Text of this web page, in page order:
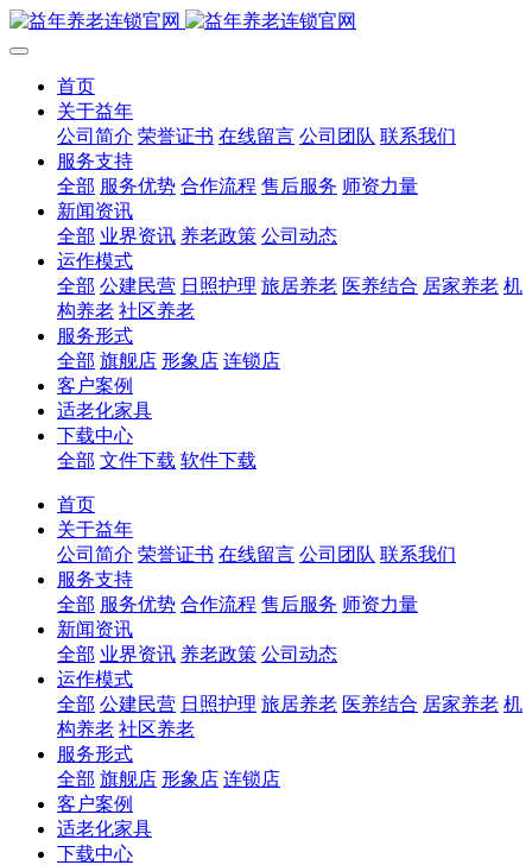
首页
关于益年
公司简介 荣誉证书 在线留言 公司团队 联系我们
服务支持
全部 服务优势 合作流程 售后服务 师资力量
新闻资讯
全部 业界资讯 养老政策 公司动态
运作模式
全部 公建民营 日照护理 旅居养老 医养结合 居家养老 机
构养老 社区养老
服务形式
全部 旗舰店 形象店 连锁店
客户案例
适老化家具
下载中心
全部 文件下载 软件下载
首页
关于益年
公司简介 荣誉证书 在线留言 公司团队 联系我们
服务支持
全部 服务优势 合作流程 售后服务 师资力量
新闻资讯
全部 业界资讯 养老政策 公司动态
运作模式
全部 公建民营 日照护理 旅居养老 医养结合 居家养老 机
构养老 社区养老
服务形式
全部 旗舰店 形象店 连锁店
客户案例
适老化家具
下载中心